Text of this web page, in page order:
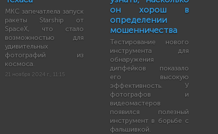
МКС запечатлела запуск
ракеты Starship от
SpaceX, что стало
возможностью для
удивительных
фотографий из
космоса.
21 ноября 2024 г., 11:15
он хорош в
определении
мошенничества
Тестирование нового
инструмента для
обнаружения
дипфейков показало
его высокую
эффективность. У
фотографов и
видеомастеров
появился полезный
инструмент в борьбе с
фальшивкой.